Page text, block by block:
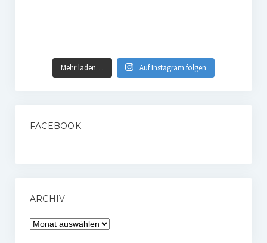
Mehr laden… Auf Instagram folgen
FACEBOOK
ARCHIV
Archiv